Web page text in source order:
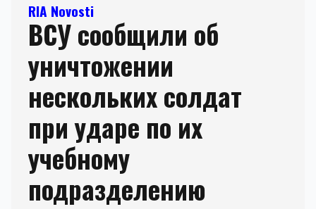
RIA Novosti
ВСУ сообщили об
уничтожении
нескольких солдат
при ударе по их
учебному
подразделению